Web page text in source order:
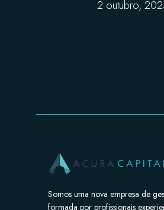
2 outubro,
Somos uma nova empresa de
formada por profissionais